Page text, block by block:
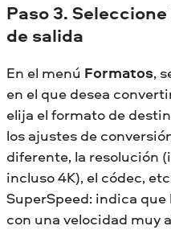
Paso 3.
de salida
En el menú Formatos,
en el que desea
elija el formato de
los ajustes de
diferente, la resolución
incluso 4K), el códec,
SuperSpeed: indica
con una velocidad muy